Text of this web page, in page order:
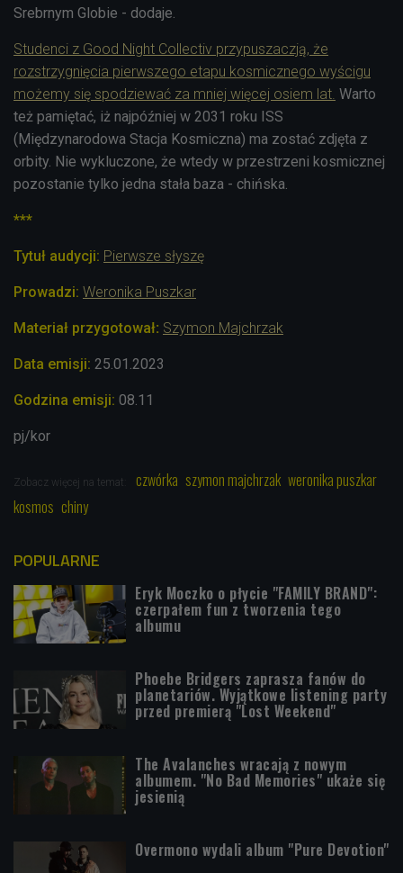
Srebrnym Globie - dodaje.
Studenci z Good Night Collectiv przypuszaczją, że
rozstrzygnięcia pierwszego etapu kosmicznego wyścigu
możemy się spodziewać za mniej więcej osiem lat. Warto
też pamiętać, iż najpóźniej w 2031 roku ISS
(Międzynarodowa Stacja Kosmiczna) ma zostać zdjęta z
orbity. Nie wykluczone, że wtedy w przestrzeni kosmicznej
pozostanie tylko jedna stała baza - chińska.
***
Tytuł audycji: Pierwsze słyszę
Prowadzi: Weronika Puszkar
Materiał przygotował: Szymon Majchrzak
Data emisji: 25.01.2023
Godzina emisji: 08.11
pj/kor
Zobacz więcej na temat: czwórka szymon majchrzak weronika puszkar
kosmos chiny
POPULARNE
Eryk Moczko o płycie "FAMILY BRAND":
czerpałem fun z tworzenia tego
albumu
Phoebe Bridgers zaprasza fanów do
planetariów. Wyjątkowe listening party
przed premierą "Lost Weekend"
The Avalanches wracają z nowym
albumem. "No Bad Memories" ukaże się
jesienią
Overmono wydali album "Pure Devotion"